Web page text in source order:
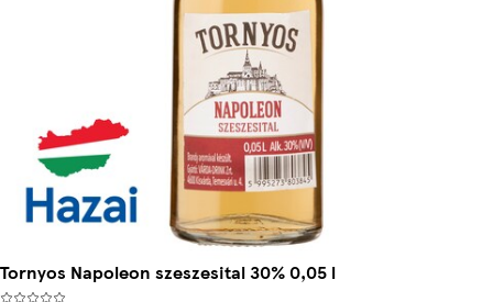
Tornyos Napoleon szeszesital 30% 0,05 l